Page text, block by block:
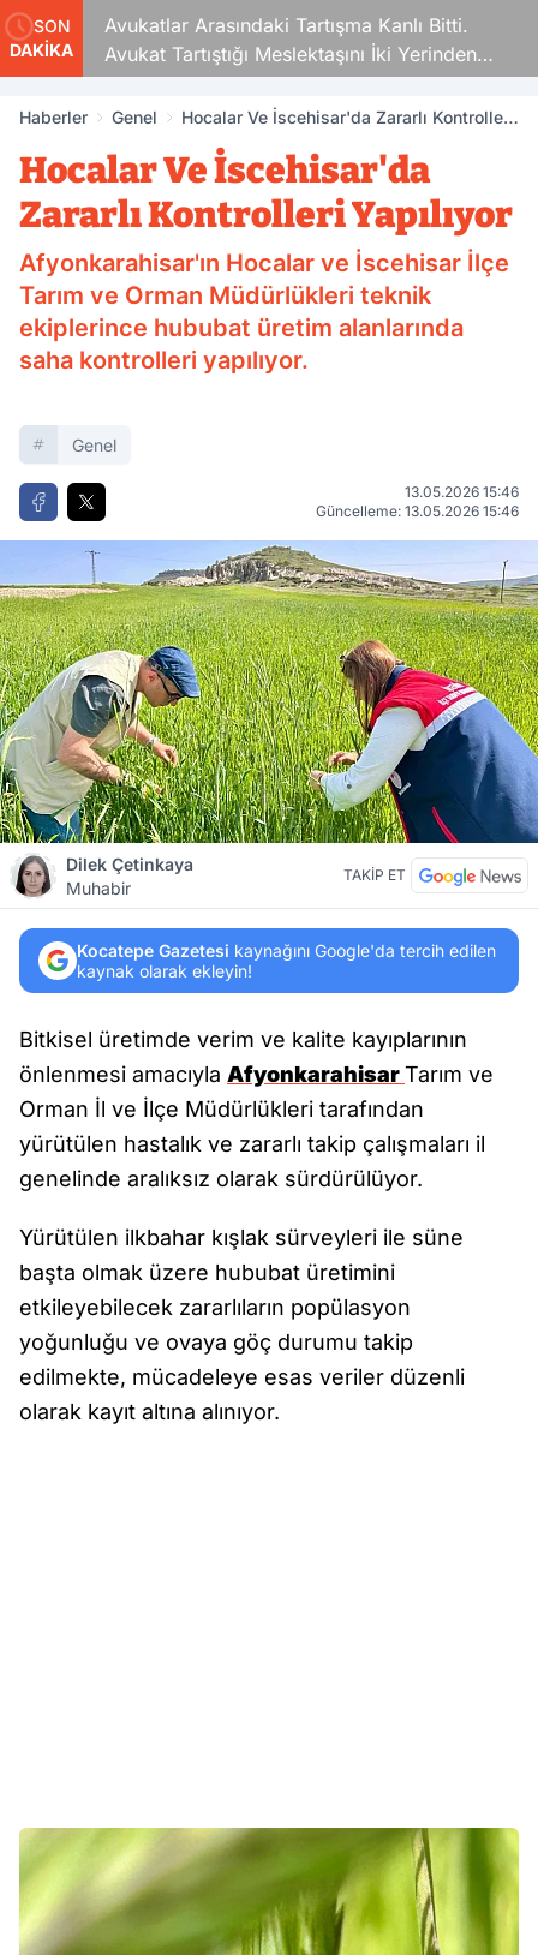
SON
DAKİKA
Avukatlar Arasındaki Tartışma Kanlı Bitti.
Avukat Tartıştığı Meslektaşını İki Yerinden
Vurdu
Haberler Genel
Hocalar Ve İscehisar'da Zararlı Kontrolleri
Hocalar Ve İscehisar'da
Zararlı Kontrolleri Yapılıyor
Afyonkarahisar'ın Hocalar ve İscehisar İlçe
Tarım ve Orman Müdürlükleri teknik
ekiplerince hububat üretim alanlarında
saha kontrolleri yapılıyor.
Genel
13.05.2026 15:46
Güncelleme: 13.05.2026 15:46
Dilek Çetinkaya
Muhabir
TAKİP ET
Kocatepe Gazetesi kaynağını Google'da tercih edilen
kaynak olarak ekleyin!
Bitkisel üretimde verim ve kalite kayıplarının
önlenmesi amacıyla AfyonkarahisarTarım ve
Orman İl ve İlçe Müdürlükleri tarafından
yürütülen hastalık ve zararlı takip çalışmaları il
genelinde aralıksız olarak sürdürülüyor.
Yürütülen ilkbahar kışlak sürveyleri ile süne
başta olmak üzere hububat üretimini
etkileyebilecek zararlıların popülasyon
yoğunluğu ve ovaya göç durumu takip
edilmekte, mücadeleye esas veriler düzenli
olarak kayıt altına alınıyor.